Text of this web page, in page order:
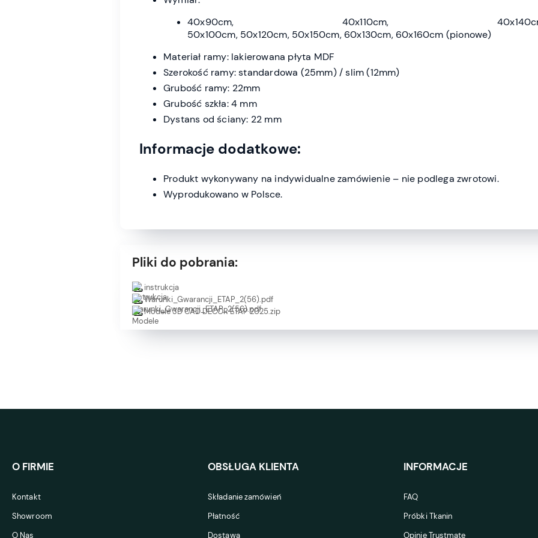
40x90cm, 40x110cm,
50x100cm, 50x120cm, 50x150cm, 60x130cm, 60x160cm (pionowe)
Materiał ramy: lakierowana płyta MDF
Szerokość ramy: standardowa (25mm) / slim (12mm)
Grubość ramy: 22mm
Grubość szkła: 4 mm
Dystans od ściany: 22 mm
Informacje dodatkowe:
Produkt wykonywany na indywidualne zamówienie – nie podlega zwrotowi.
Wyprodukowano w Polsce.
Pliki do pobrania:
instrukcja
Warunki_Gwarancji_ETAP_2(56).pdf
Modele 3D CAD DECOR ETAP 2025.zip
O FIRMIE
Kontakt
Showroom
O Nas
OBSŁUGA KLIENTA
Składanie zamówień
Płatność
Dostawa
INFORMACJE
FAQ
Próbki Tkanin
Opinie Trustmate